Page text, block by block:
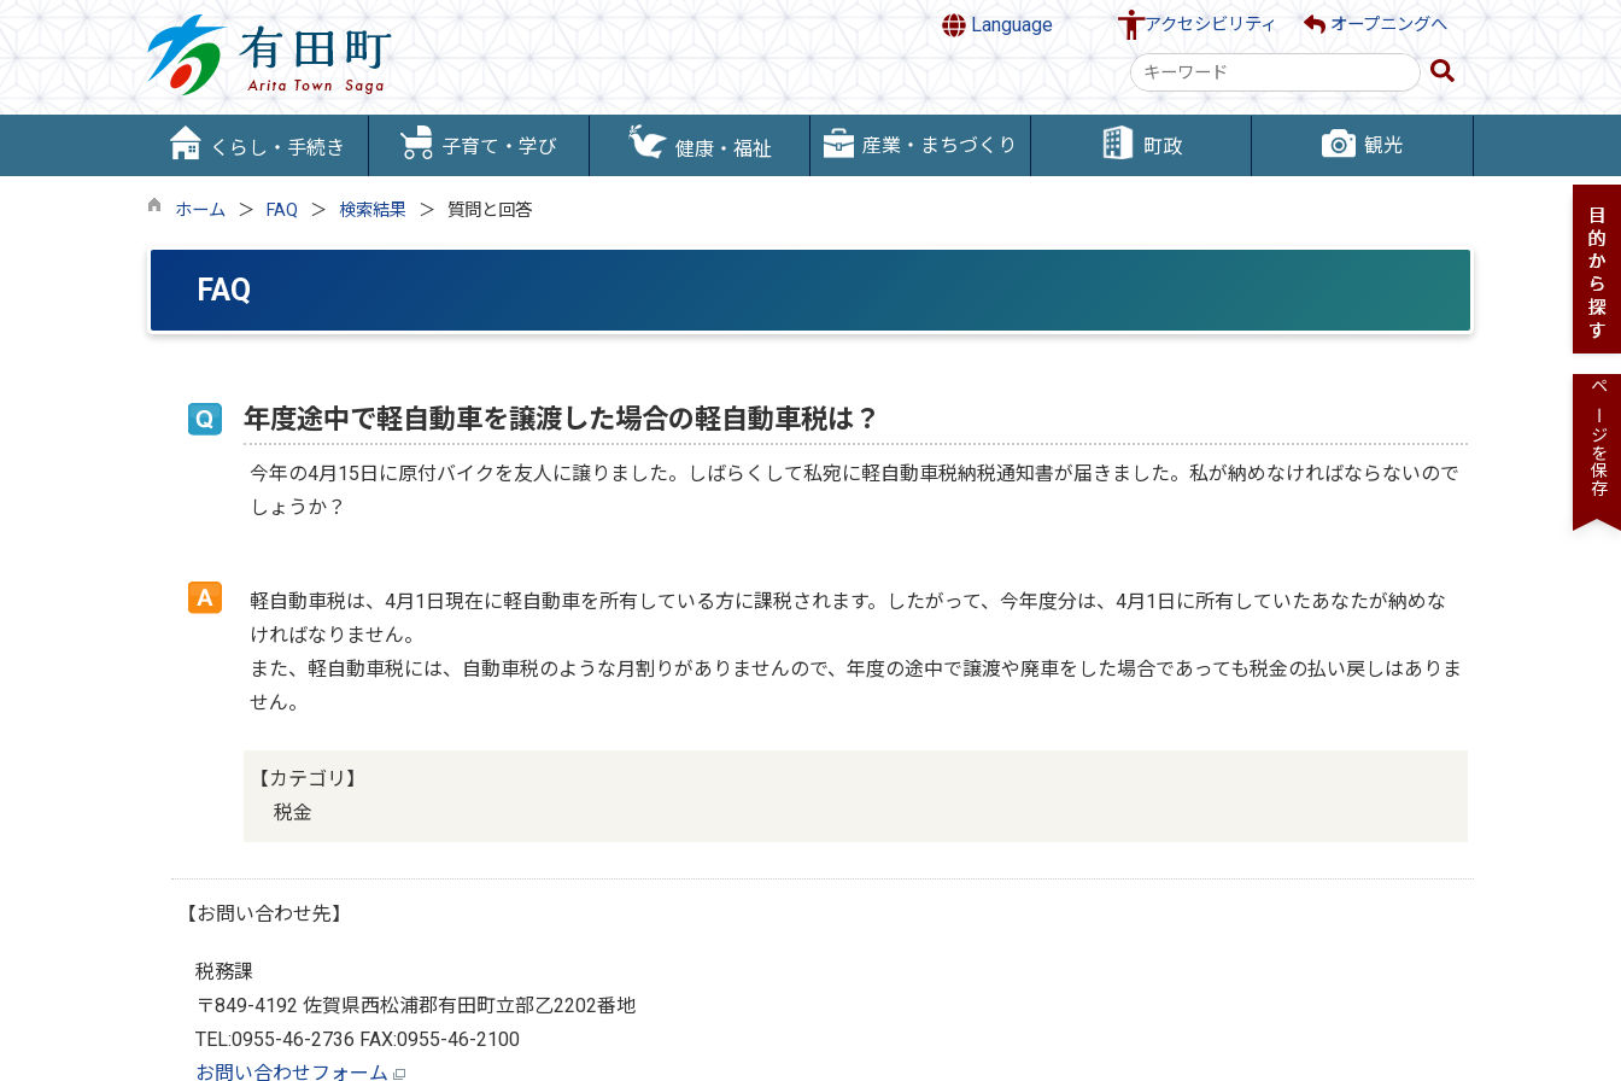
Language アクセシビリティ オープニングへ
検
索
キ
ー
ド
くらし・手続き 子育て・学び 健康・福祉 産業・まちづくり 町政 観光
ホーム FAQ 検索結果 質問と回答
FAQ
年度途中で軽自動車を譲渡した場合の軽自動車税は？
今年の4月15日に原付バイクを友人に譲りました。しばらくして私宛に軽自動車税納税通知書が届きました。私が納めなければならないので
しょうか？
軽自動車税は、4月1日現在に軽自動車を所有している方に課税されます。したがって、今年度分は、4月1日に所有していたあなたが納めな
ければなりません。
また、軽自動車税には、自動車税のような月割りがありませんので、年度の途中で譲渡や廃車をした場合であっても税金の払い戻しはありま
せん。
【カテゴリ】
税金
【お問い合わせ先】
税務課
〒849-4192 佐賀県西松浦郡有田町立部乙2202番地
TEL:0955-46-2736 FAX:0955-46-2100
お問い合わせフォーム
ページを保存